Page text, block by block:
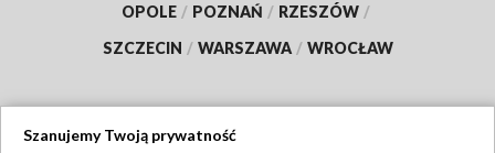
OPOLE / POZNAŃ / RZESZÓW /
SZCZECIN / WARSZAWA / WROCŁAW
Szanujemy Twoją prywatność